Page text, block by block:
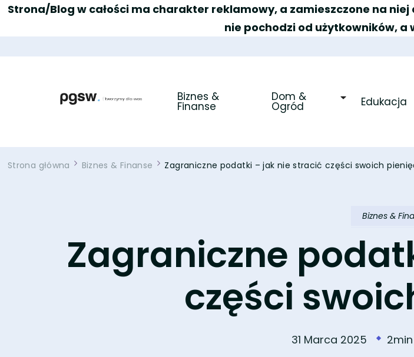
Strona/Blog w całości ma charakter reklamowy, a zamieszczone na
nie pochodzi od użytkowników, a
Biznes &
Finanse
Dom &
Ogród Edukacja
Strona główna Biznes & Finanse Zagraniczne podatki – jak nie stracić części swoich
Biznes &
Zagraniczne
części
31 Marca 2025